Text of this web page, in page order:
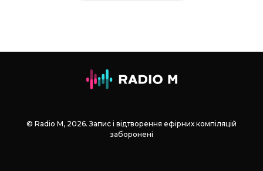
© Radio М, 2026. Запис і відтворення ефірних компіляцій
заборонені